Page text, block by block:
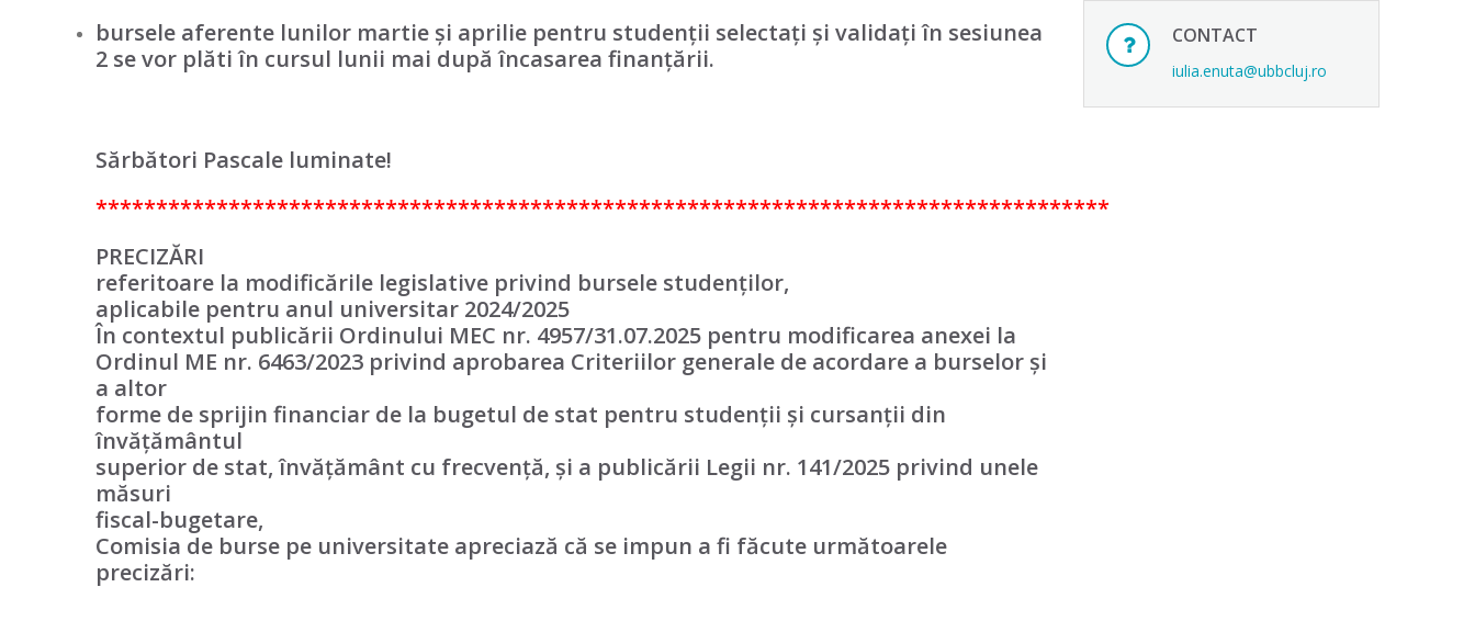
bursele aferente lunilor martie și aprilie pentru studenții selectați și validați în sesiunea
2 se vor plăti în cursul lunii mai după încasarea finanțării.
Sărbători Pascale luminate!
************************************************************************************
PRECIZĂRI
referitoare la modificările legislative privind bursele studenților,
aplicabile pentru anul universitar 2024/2025
În contextul publicării Ordinului MEC nr. 4957/31.07.2025 pentru modificarea anexei la
Ordinul ME nr. 6463/2023 privind aprobarea Criteriilor generale de acordare a burselor și
a altor
forme de sprijin financiar de la bugetul de stat pentru studenții și cursanții din
învățământul
superior de stat, învățământ cu frecvență, și a publicării Legii nr. 141/2025 privind unele
măsuri
fiscal-bugetare,
Comisia de burse pe universitate apreciază că se impun a fi făcute următoarele
precizări:
CONTACT
iulia.enuta@ubbcluj.ro